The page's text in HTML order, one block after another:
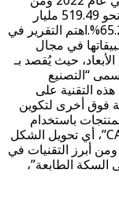
المتوقع بحلول عام 2032 أن تصل القيمة إلى نحو 519.49 مليار
دولار أمريكي بمعدل نمو سنوي مركب يبلغ 65.25%.اهتم التقرير في
في مجال
الأبعاد، حيث يُقصد بـ
“التصنيع
التقنية على
فوق أخرى لتكوين
باستخدام
نموذج مجسم البيانات ثلاثي الأبعاد “CAD Model”، أي تحويل الشكل
أبرز التقنيات في
السكة الطابعة”،